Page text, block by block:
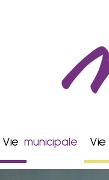
Vie municipale Vie